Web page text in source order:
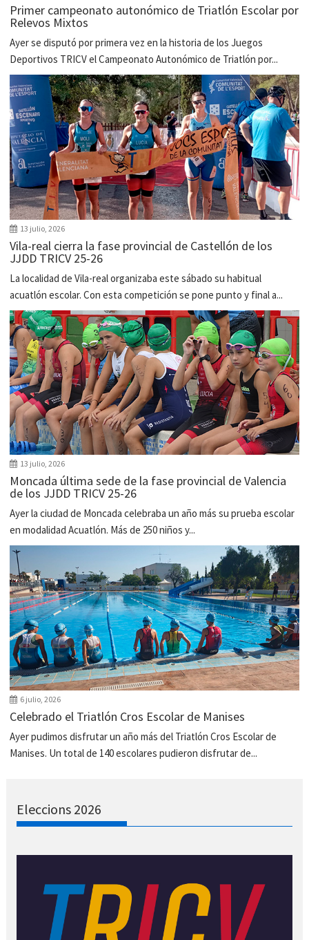
Primer campeonato autonómico de Triatlón Escolar por
Relevos Mixtos
Ayer se disputó por primera vez en la historia de los Juegos
Deportivos TRICV el Campeonato Autonómico de Triatlón por...
13 julio, 2026
Vila-real cierra la fase provincial de Castellón de los
JJDD TRICV 25-26
La localidad de Vila-real organizaba este sábado su habitual
acuatlón escolar. Con esta competición se pone punto y final a...
13 julio, 2026
Moncada última sede de la fase provincial de Valencia
de los JJDD TRICV 25-26
Ayer la ciudad de Moncada celebraba un año más su prueba escolar
en modalidad Acuatlón. Más de 250 niños y...
6 julio, 2026
Celebrado el Triatlón Cros Escolar de Manises
Ayer pudimos disfrutar un año más del Triatlón Cros Escolar de
Manises. Un total de 140 escolares pudieron disfrutar de...
Eleccions 2026